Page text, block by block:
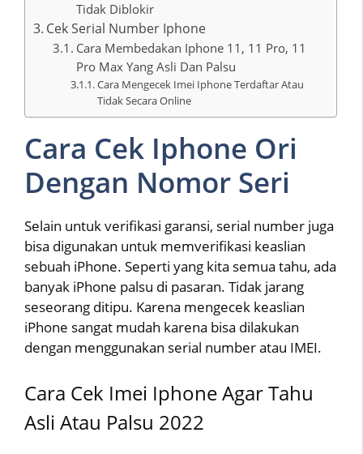
Tidak Diblokir
Cek Serial Number Iphone
Cara Membedakan Iphone 11, 11 Pro, 11
Pro Max Yang Asli Dan Palsu
Cara Mengecek Imei Iphone Terdaftar Atau
Tidak Secara Online
Cara Cek Iphone Ori
Dengan Nomor Seri
Selain untuk verifikasi garansi, serial number juga
bisa digunakan untuk memverifikasi keaslian
sebuah iPhone. Seperti yang kita semua tahu, ada
banyak iPhone palsu di pasaran. Tidak jarang
seseorang ditipu. Karena mengecek keaslian
iPhone sangat mudah karena bisa dilakukan
dengan menggunakan serial number atau IMEI.
Cara Cek Imei Iphone Agar Tahu
Asli Atau Palsu 2022